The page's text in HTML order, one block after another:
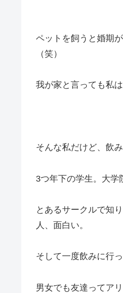
ペットを飼うと婚期
（笑）
我が家と言っても私
そんな私だけど、飲
3つ年下の学生。大学
とあるサークルで知
人、面白い。
そして一度飲みに行
男女でも友達ってア